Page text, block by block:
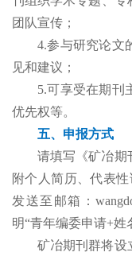
团队宣传；
4.参与研究论文
见和建议；
5.可享受在期刊
优先权等。
五、申报方式
请填写《矿冶期
附个人简历、代表
发送至邮箱：
明“青年编委申请+姓
矿冶期刊群将设